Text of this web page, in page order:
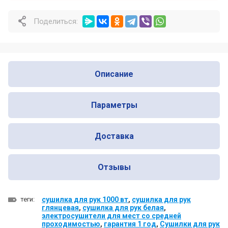
Почему профессионалы выбирают
Nofer для оснащения общественных
Почему одни сушилки для рук служат
много лет, а другие ломаются уже
Поделиться:
Описание
Параметры
Доставка
Отзывы
теги: сушилка для рук 1000 вт, сушилка для рук
глянцевая, сушилка для рук белая,
электросушители для мест со средней
проходимостью, гарантия 1 год, Сушилки для рук